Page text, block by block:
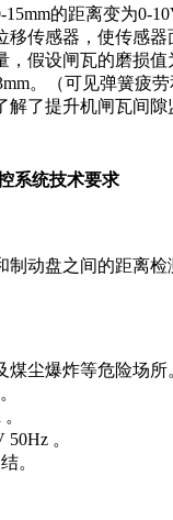
的距离变为0-
传感器，使传感器
假设闸瓦的磨损值
。（可见弹簧
提升机闸瓦间隙
系统技术要求
盘之间的距离检
尘爆炸等危险场所
。
。